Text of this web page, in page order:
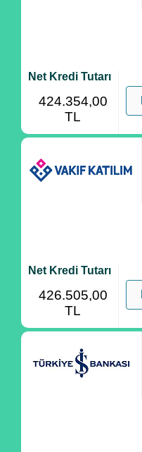
Net Kredi Tutarı
424.354,00
TL
Net Kredi Tutarı
426.505,00
TL